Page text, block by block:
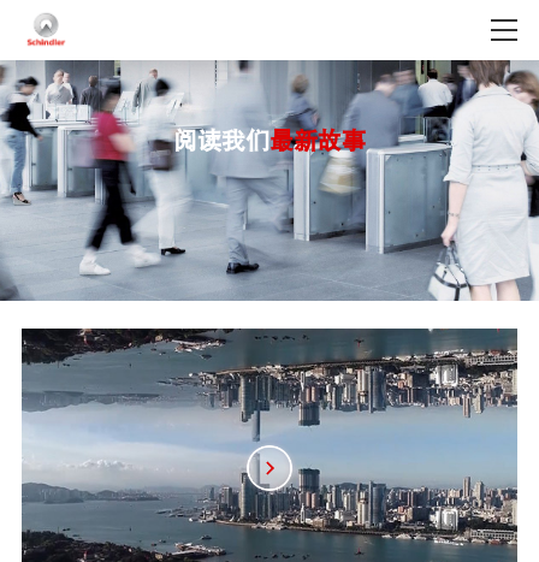
阅读我们最新故事